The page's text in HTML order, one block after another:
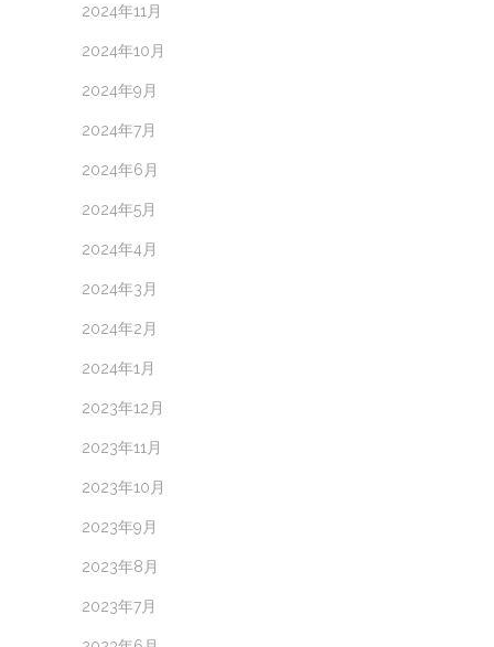
2024年11月
2024年10月
2024年9月
2024年7月
2024年6月
2024年5月
2024年4月
2024年3月
2024年2月
2024年1月
2023年12月
2023年11月
2023年10月
2023年9月
2023年8月
2023年7月